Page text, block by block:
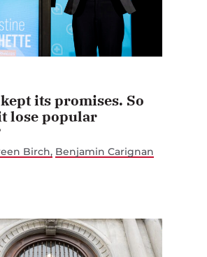
kept its promises. So
lose popular
Birch Benjamin Carignan